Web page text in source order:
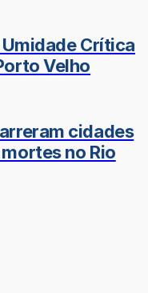
Crítica
Velho
cidades
no Rio